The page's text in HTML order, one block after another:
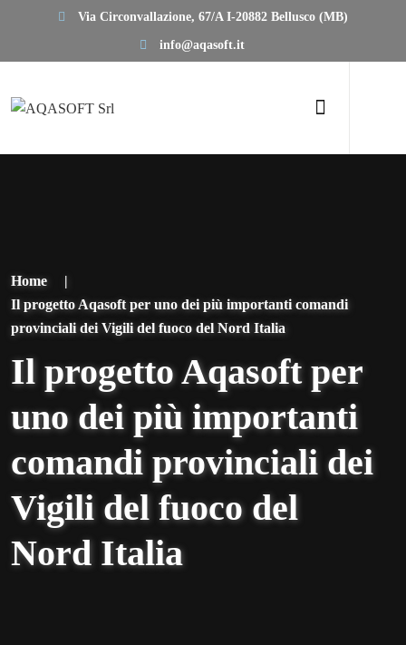
Via Circonvallazione, 67/A I-20882 Bellusco (MB)
info@aqasoft.it
Home
|
Il progetto Aqasoft per uno dei più importanti comandi
provinciali dei Vigili del fuoco del Nord Italia
Il progetto Aqasoft per
uno dei più importanti
comandi provinciali dei
Vigili del fuoco del
Nord Italia